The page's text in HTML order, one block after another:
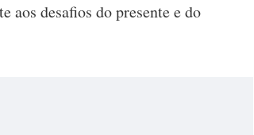
aos desafios do presente e do